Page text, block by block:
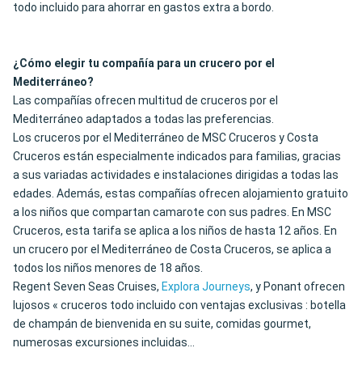
todo incluido para ahorrar en gastos extra a bordo.
¿Cómo elegir tu compañía para un crucero por el
Mediterráneo?
Las compañías ofrecen multitud de cruceros por el
Mediterráneo adaptados a todas las preferencias.
Los cruceros por el Mediterráneo de MSC Cruceros y Costa
Cruceros están especialmente indicados para familias, gracias
a sus variadas actividades e instalaciones dirigidas a todas las
edades. Además, estas compañías ofrecen alojamiento gratuito
a los niños que compartan camarote con sus padres. En MSC
Cruceros, esta tarifa se aplica a los niños de hasta 12 años. En
un crucero por el Mediterráneo de Costa Cruceros, se aplica a
todos los niños menores de 18 años.
Regent Seven Seas Cruises, Explora Journeys, y Ponant ofrecen
lujosos « cruceros todo incluido con ventajas exclusivas : botella
de champán de bienvenida en su suite, comidas gourmet,
numerosas excursiones incluidas...